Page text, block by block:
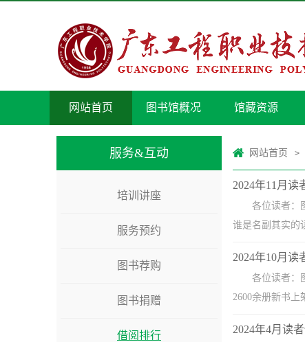
网站首页 图书馆概况 馆藏资源
服务&互动
培训讲座
服务预约
图书荐购
图书捐赠
借阅排行
网站首页 >
2024年11月
各位读者：
谁是名副其实的
2024年10月
各位读者：
2600余册新书上
2024年4月读